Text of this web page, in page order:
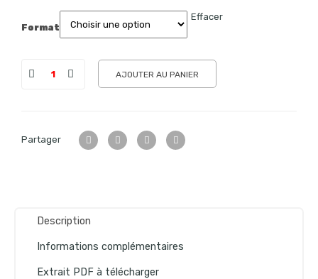
Format
Effacer
AJOUTER AU PANIER
Partager
Description
Informations complémentaires
Extrait PDF à télécharger